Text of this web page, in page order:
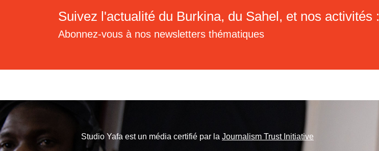
Suivez l'actualité du Burkina, du Sahel, et nos activités :
Abonnez-vous à nos newsletters thématiques
Studio Yafa est un média certifié par la Journalism Trust Initiative